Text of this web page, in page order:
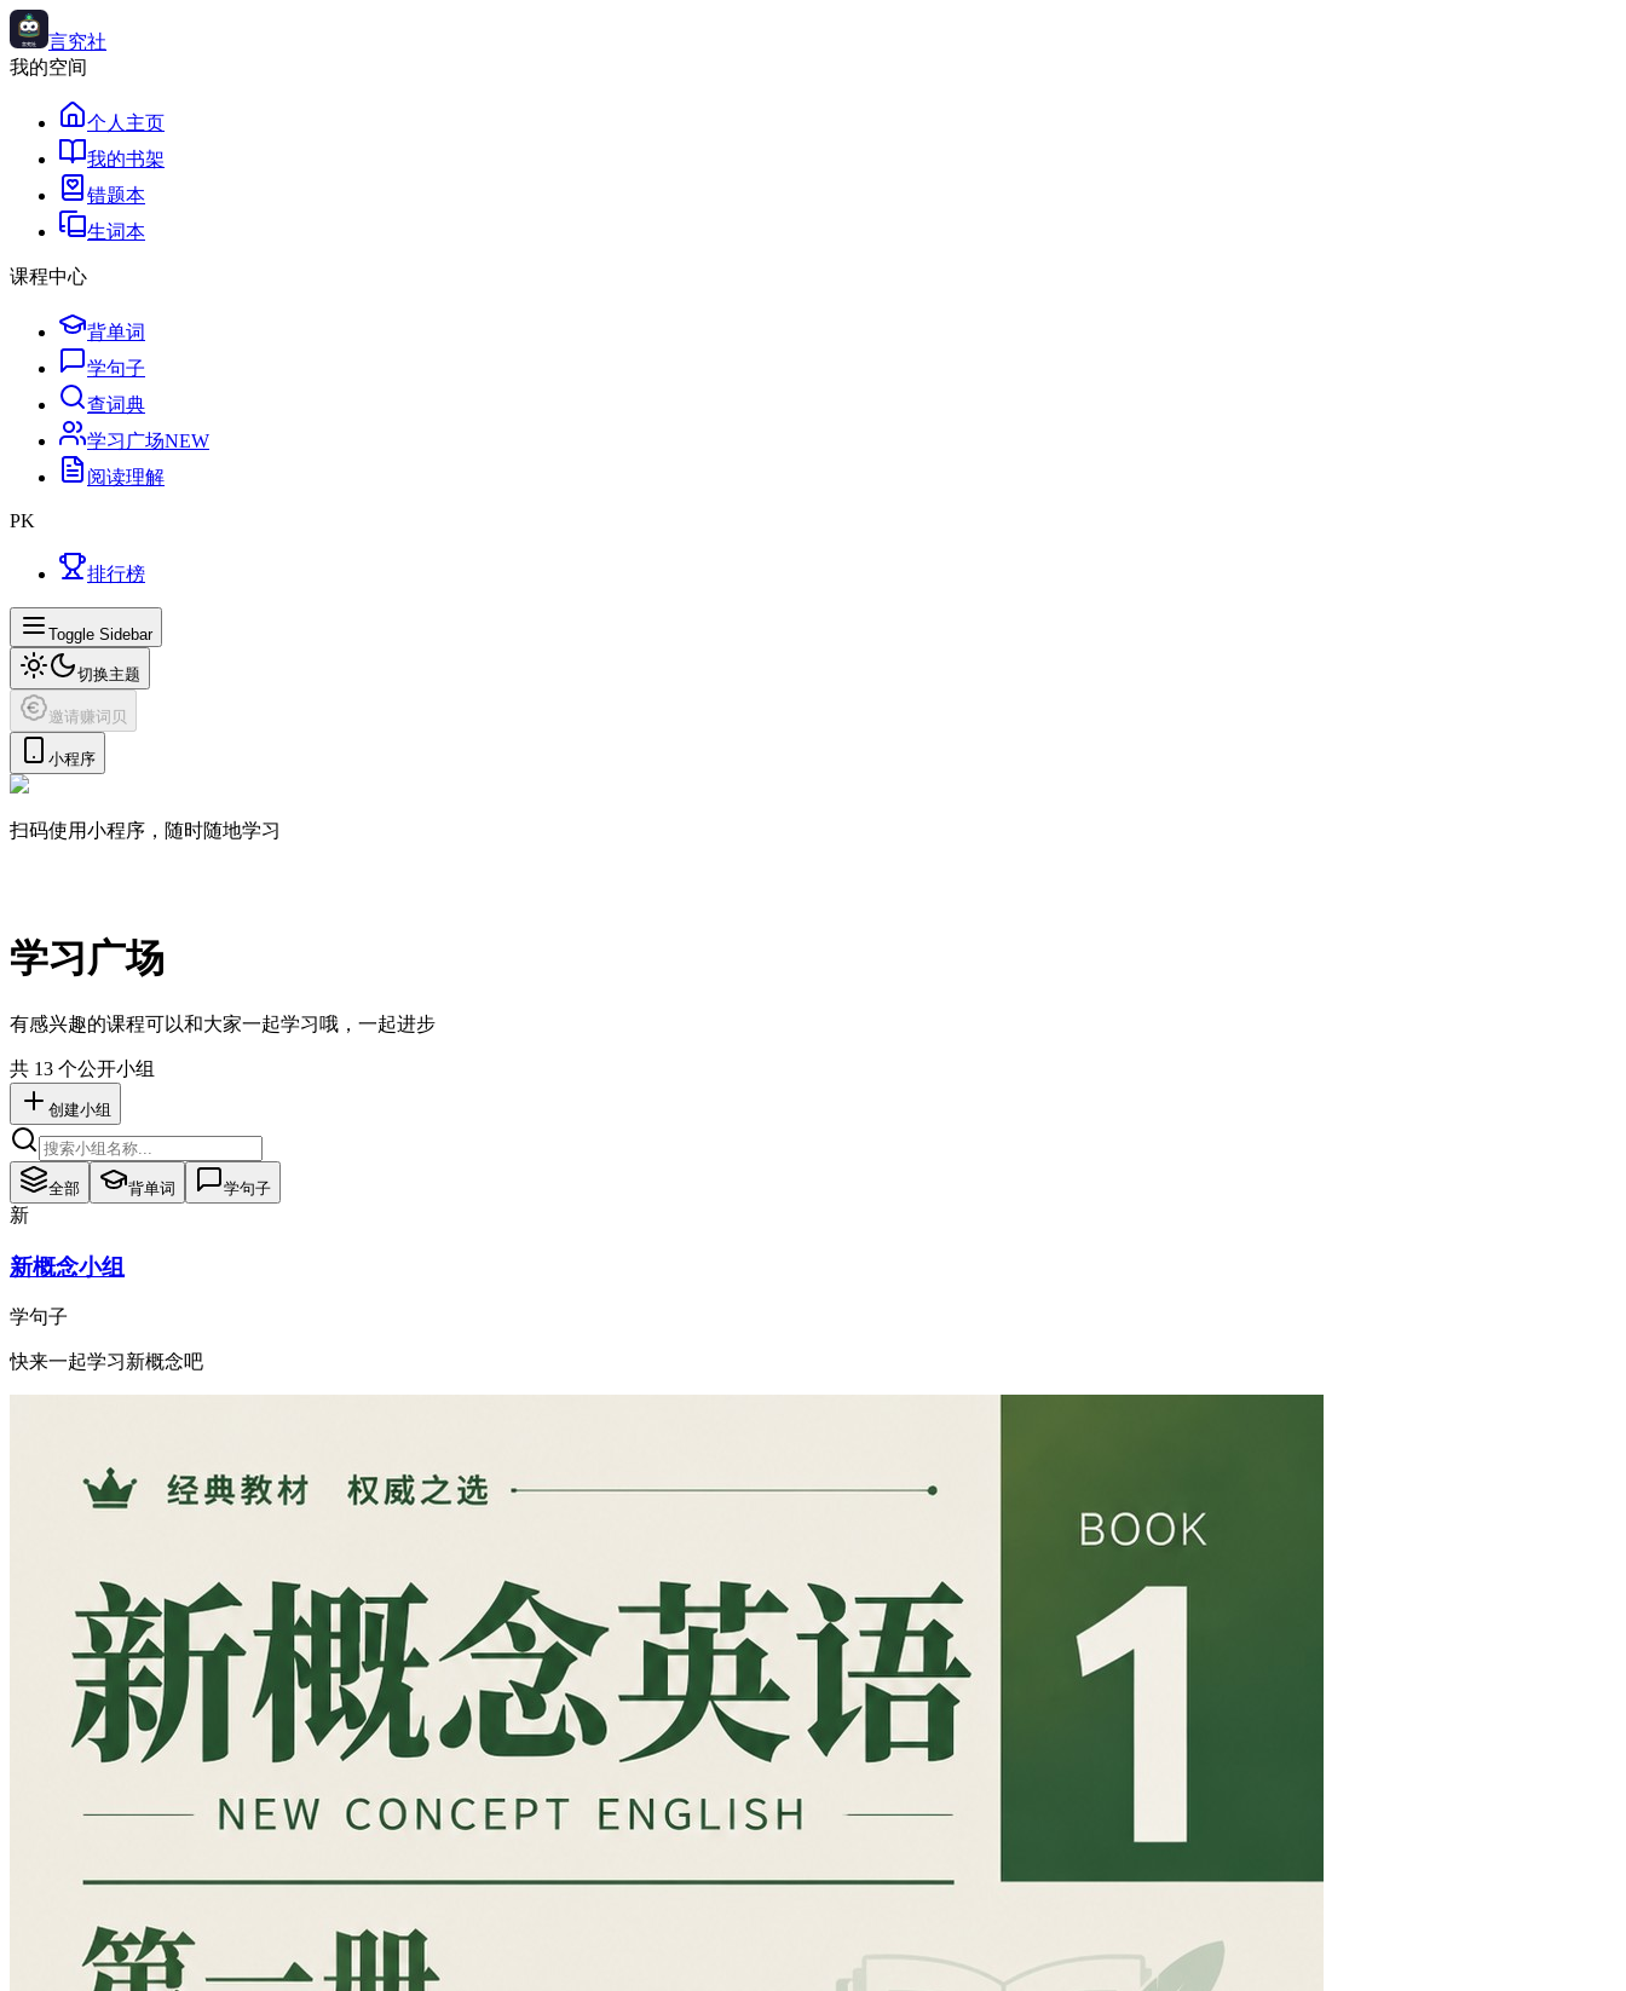
言究社
我的空间
个人主页
我的书架
错题本
生词本
课程中心
背单词
学句子
查词典
学习广场NEW
阅读理解
PK
排行榜
Toggle Sidebar
切换主题
邀请赚词贝
小程序
扫码使用小程序，随时随地学习
学习广场
有感兴趣的课程可以和大家一起学习哦，一起进步
共 13 个公开小组
创建小组
全部 背单词 学句子
新
新概念小组
学句子
快来一起学习新概念吧